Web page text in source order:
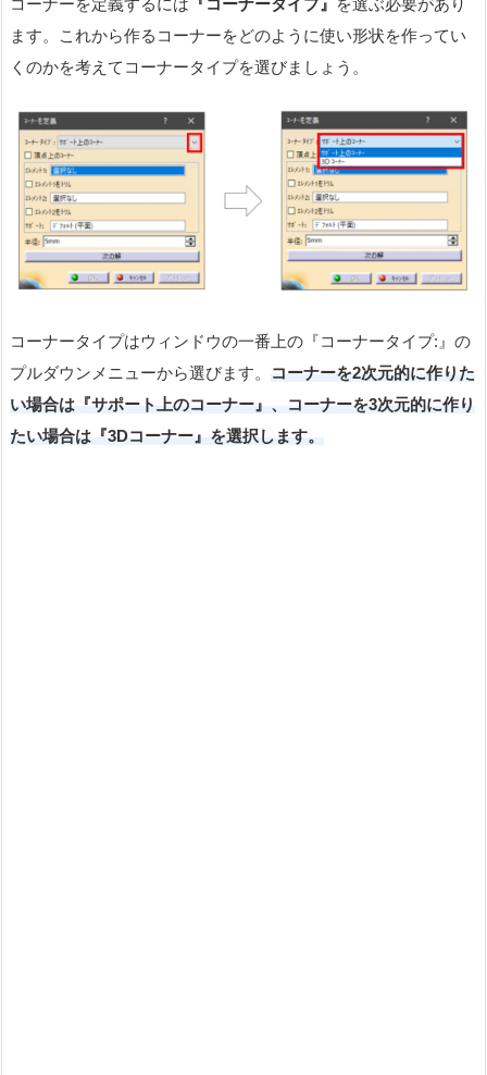
ます。これから作るコーナーをどのように使い形状を作ってい
くのかを考えてコーナータイプを選びましょう。
コーナータイプはウィンドウの一番上の『コーナータイプ:』の
プルダウンメニューから選びます。
コーナーを2次元的に作りた
い場合は『サポート上のコーナー』、コーナーを3次元的に作り
たい場合は『3Dコーナー』を選択します。